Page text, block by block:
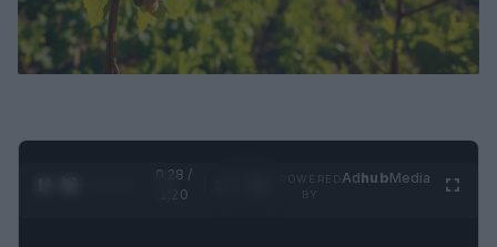
0:28 /
1:20
AdhubMedia